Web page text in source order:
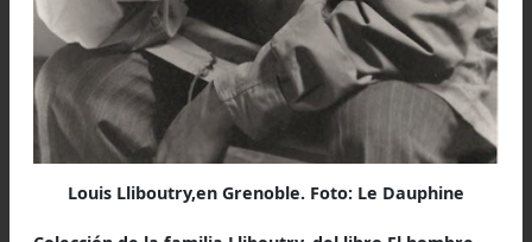
Mientras que Louis, solicitó una beca para
sus estudios superiores, su padre,
trabajaba como empleado en las oficinas
Puentes y Caminos de Perpiñán, sin poder